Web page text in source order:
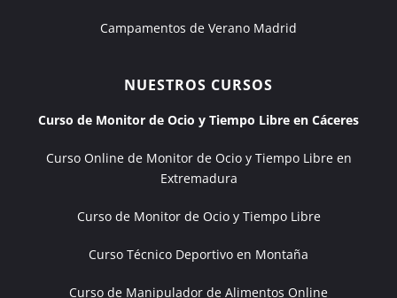
Campamentos de Verano Madrid
NUESTROS CURSOS
Curso de Monitor de Ocio y Tiempo Libre en Cáceres
Curso Online de Monitor de Ocio y Tiempo Libre en
Extremadura
Curso de Monitor de Ocio y Tiempo Libre
Curso Técnico Deportivo en Montaña
Curso de Manipulador de Alimentos Online